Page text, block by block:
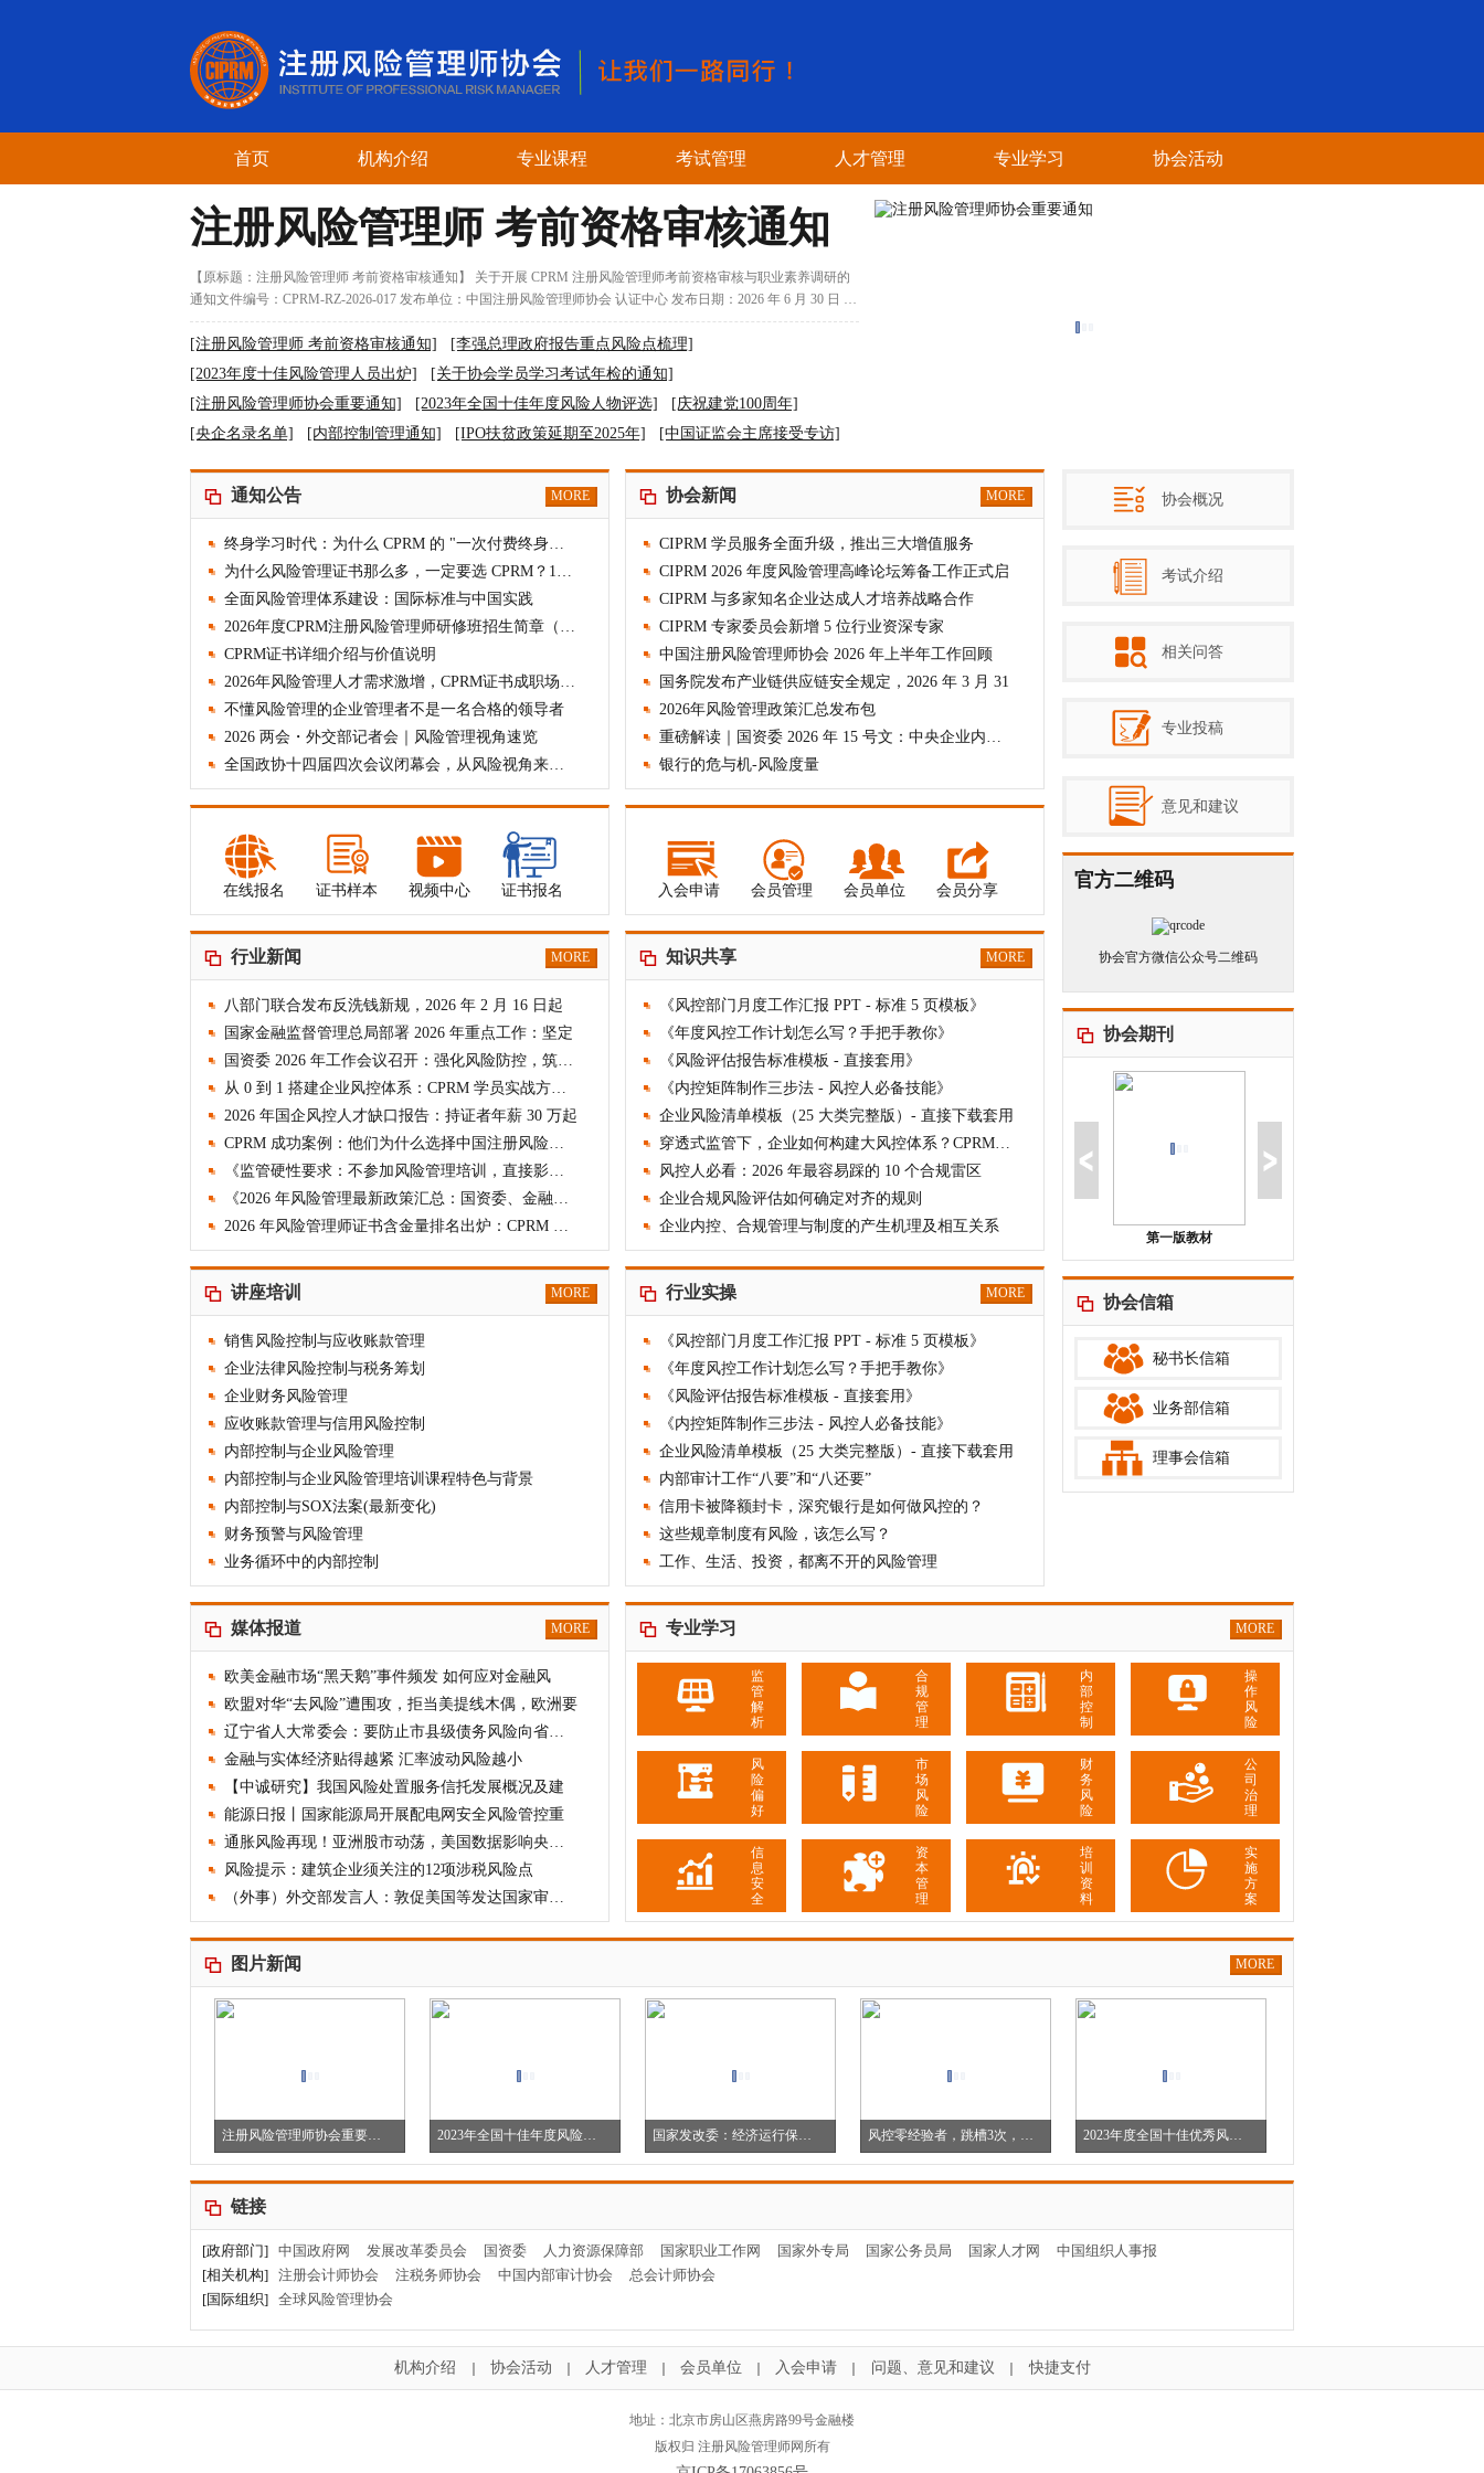
首页 机构介绍 专业课程 考试管理 人才管理 专业学习 协会活动
注册风险管理师 考前资格审核通知
【原标题：注册风险管理师 考前资格审核通知】 关于开展 CPRM 注册风险管理师考前资格审核与职业素养调研的
通知文件编号：CPRM-RZ-2026-017 发布单位：中国注册风险管理师协会 认证中心 发布日期：2026 年 6 月 30 日 适
用对
[注册风险管理师 考前资格审核通知]
[李强总理政府报告重点风险点梳理]
[2023年度十佳风险管理人员出炉]
[关于协会学员学习考试年检的通知]
[注册风险管理师协会重要通知]
[2023年全国十佳年度风险人物评选]
[庆祝建党100周年]
[央企名录名单]
[内部控制管理通知] [IPO扶贫政策延期至2025年]
[中国证监会主席接受专访]
[重大经营风险事件报告]
[春节放假通知安排]
[风险管理：30个世纪的创新]
[协会会员用于公用将停封账号] [农村商业强化治理的意见]
协会概况
考试介绍
相关问答
专业投稿
意见和建议
官方二维码
协会官方微信公众号二维码
协会期刊
第一版教材
协会信箱
秘书长信箱
业务部信箱
理事会信箱
MORE
通知公告
终身学习时代：为什么 CPRM 的 "一次付费终身服务
为什么风险管理证书那么多，一定要选 CPRM？10 大核
全面风险管理体系建设：国际标准与中国实践
2026年度CPRM注册风险管理师研修班招生简章（最新
CPRM证书详细介绍与价值说明
2026年风险管理人才需求激增，CPRM证书成职场新宠
不懂风险管理的企业管理者不是一名合格的领导者
2026 两会・外交部记者会｜风险管理视角速览
全国政协十四届四次会议闭幕会，从风险视角来看此
MORE
协会新闻
CIPRM 学员服务全面升级，推出三大增值服务
CIPRM 2026 年度风险管理高峰论坛筹备工作正式启
CIPRM 与多家知名企业达成人才培养战略合作
CIPRM 专家委员会新增 5 位行业资深专家
中国注册风险管理师协会 2026 年上半年工作回顾
国务院发布产业链供应链安全规定，2026 年 3 月 31
2026年风险管理政策汇总发布包
重磅解读｜国资委 2026 年 15 号文：中央企业内控体
银行的危与机-风险度量
在线报名 证书样本 视频中心 证书报名 入会申请 会员管理 会员单位 会员分享
MORE
行业新闻
八部门联合发布反洗钱新规，2026 年 2 月 16 日起
国家金融监督管理总局部署 2026 年重点工作：坚定
国资委 2026 年工作会议召开：强化风险防控，筑牢高
从 0 到 1 搭建企业风控体系：CPRM 学员实战方法论
2026 年国企风控人才缺口报告：持证者年薪 30 万起
CPRM 成功案例：他们为什么选择中国注册风险管理师
《监管硬性要求：不参加风险管理培训，直接影响企业
《2026 年风险管理最新政策汇总：国资委、金融监管
2026 年风险管理师证书含金量排名出炉：CPRM 位列
MORE
知识共享
《风控部门月度工作汇报 PPT - 标准 5 页模板》
《年度风控工作计划怎么写？手把手教你》
《风险评估报告标准模板 - 直接套用》
《内控矩阵制作三步法 - 风控人必备技能》
企业风险清单模板（25 大类完整版）- 直接下载套用
穿透式监管下，企业如何构建大风控体系？CPRM 给你答
风控人必看：2026 年最容易踩的 10 个合规雷区
企业合规风险评估如何确定对齐的规则
企业内控、合规管理与制度的产生机理及相互关系
MORE
讲座培训
销售风险控制与应收账款管理
企业法律风险控制与税务筹划
企业财务风险管理
应收账款管理与信用风险控制
内部控制与企业风险管理
内部控制与企业风险管理培训课程特色与背景
内部控制与SOX法案(最新变化)
财务预警与风险管理
业务循环中的内部控制
MORE
行业实操
《风控部门月度工作汇报 PPT - 标准 5 页模板》
《年度风控工作计划怎么写？手把手教你》
《风险评估报告标准模板 - 直接套用》
《内控矩阵制作三步法 - 风控人必备技能》
企业风险清单模板（25 大类完整版）- 直接下载套用
内部审计工作“八要”和“八还要”
信用卡被降额封卡，深究银行是如何做风控的？
这些规章制度有风险，该怎么写？
工作、生活、投资，都离不开的风险管理
MORE
媒体报道
欧美金融市场“黑天鹅”事件频发 如何应对金融风
欧盟对华“去风险”遭围攻，拒当美提线木偶，欧洲要
辽宁省人大常委会：要防止市县级债务风险向省级传
金融与实体经济贴得越紧 汇率波动风险越小
【中诚研究】我国风险处置服务信托发展概况及建
能源日报丨国家能源局开展配电网安全风险管控重
通胀风险再现！亚洲股市动荡，美国数据影响央行政策
风险提示：建筑企业须关注的12项涉税风险点
（外事）外交部发言人：敦促美国等发达国家审慎评估自
MORE
专业学习
监
管
解
析
合
规
管
理
内
部
控
制
操
作
风
险
风
险
偏
好
市
场
风
险
财
务
风
险
公
司
治
理
信
息
安
全
资
本
管
理
培
训
资
料
实
施
方
案
MORE
图片新闻
注册风险管理师协会重要通知 2023年全国十佳年度风险优秀人物评 国家发改委：经济运行保持恢复态势，抓 风控零经验者，跳槽3次，年薪50万 2023年度全国十佳优秀风险管理人员
链接
[政府部门] 中国政府网 发展改革委员会 国资委 人力资源保障部 国家职业工作网 国家外专局 国家公务员局 国家人才网
中国组织人事报
[相关机构] 注册会计师协会 注税务师协会 中国内部审计协会
总会计师协会
[国际组织] 全球风险管理协会
机构介绍 协会活动 人才管理 会员单位 入会申请 问题、意见和建议 快捷支付
地址：北京市房山区燕房路99号金融楼
版权归 注册风险管理师网所有